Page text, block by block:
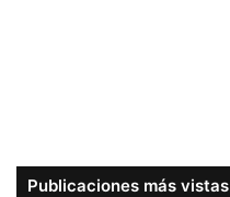
Publicaciones más vistas